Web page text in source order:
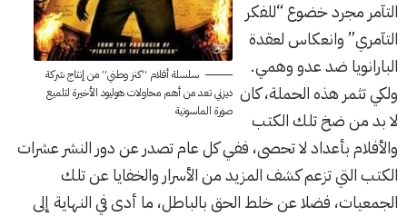
سلسلة أفلام “كنز وطني” من إنتاج شركة
ديزني تعد من أهم محاولات هوليود الأخيرة لتلميع
صورة الماسونية
التآمر مجرد خضوع “للفكر
التآمري” وانعكاس لعقدة
البارانويا ضد عدو وهمي.
ولكي تثمر هذه الحملة، كان
لا بد من ضخ تلك الكتب
والأفلام بأعداد لا تحصى، ففي كل عام تصدر عن دور النشر عشرات
الكتب التي تزعم كشف المزيد من الأسرار والخفايا عن تلك
الجمعيات، فضلا عن خلط الحق بالباطل، ما أدى في النهاية إلى